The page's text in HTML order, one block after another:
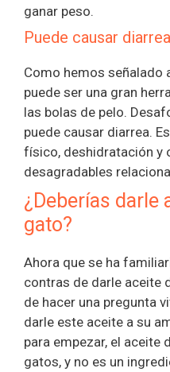
ganar peso.
Puede causar diarrea
Como hemos señalado
puede ser una gran
las bolas de pelo.
puede causar diarrea.
físico, deshidratación y
desagradables
¿Deberías darle
gato?
Ahora que se ha
contras de darle aceite
de hacer una pregunta
darle este aceite a su
para empezar, el aceite
gatos, y no es un